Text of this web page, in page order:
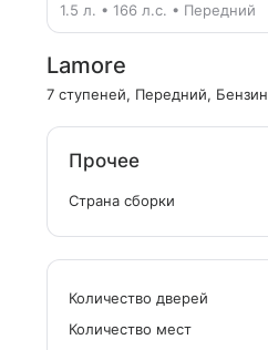
1.5 л. • 166 л.с. • Передний
Lamore
7 ступеней, Передний, Бензин
Прочее
Страна сборки
Количество дверей
Количество мест